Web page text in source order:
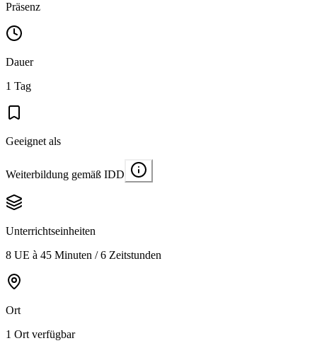
Präsenz
Dauer
1 Tag
Geeignet als
Weiterbildung gemäß IDD
Unterrichtseinheiten
8 UE à 45 Minuten / 6 Zeitstunden
Ort
1 Ort verfügbar